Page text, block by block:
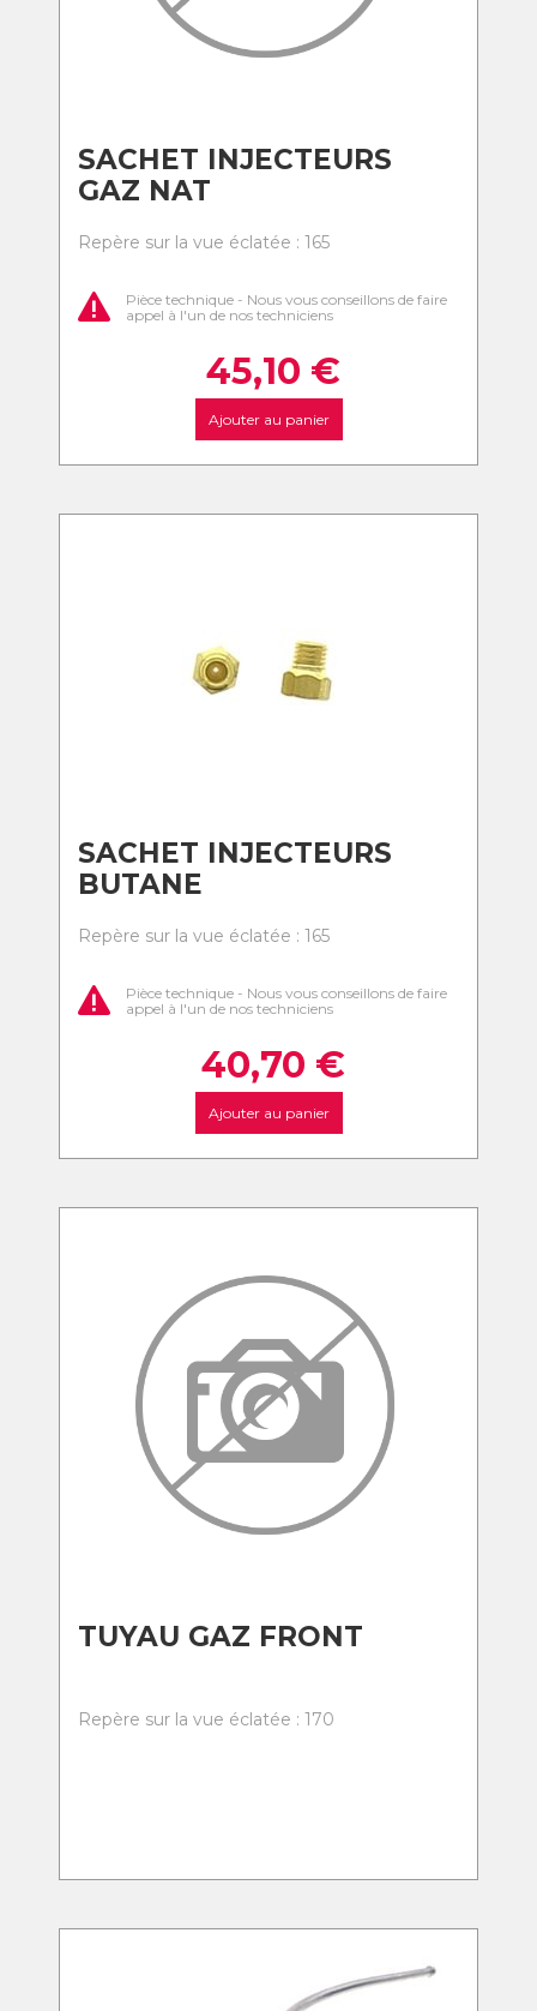
SACHET INJECTEURS
GAZ NAT
Repère sur la vue éclatée : 165
Pièce technique - Nous vous conseillons de faire
appel à l'un de nos techniciens
45,10 €
Ajouter au panier
SACHET INJECTEURS
BUTANE
Repère sur la vue éclatée : 165
Pièce technique - Nous vous conseillons de faire
appel à l'un de nos techniciens
40,70 €
Ajouter au panier
TUYAU GAZ FRONT
Repère sur la vue éclatée : 170